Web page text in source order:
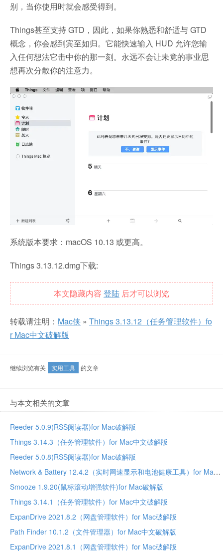
别，当你使用时就会感受得到。
Things甚至支持 GTD，因此，如果你熟悉和舒适与 GTD
概念，你会感到宾至如归。它能快速输入 HUD 允许您输
入任何想法它击中你的那一刻。永远不会让未竟的事业思
想再次分散你的注意力。
系统版本要求：macOS 10.13 或更高。
Things 3.13.12.dmg下载:
本文隐藏内容 登陆 后才可以浏览
转载请注明： Mac侠 » Things 3.13.12（任务管理软件）fo
r Mac中文破解版
继续浏览有关 实用工具 的文章
与本文相关的文章
Reeder 5.0.9(RSS阅读器)for Mac破解版
Things 3.14.3（任务管理软件）for Mac中文破解版
Reeder 5.0.8(RSS阅读器)for Mac破解版
Network & Battery 12.4.2（实时网速显示和电池健康工具）for Mac中文破解版
Smooze 1.9.20(鼠标滚动增强软件)for Mac破解版
Things 3.14.1（任务管理软件）for Mac中文破解版
ExpanDrive 2021.8.2（网盘管理软件）for Mac破解版
Path Finder 10.1.2（文件管理器）for Mac中文破解版
ExpanDrive 2021.8.1（网盘管理软件）for Mac破解版